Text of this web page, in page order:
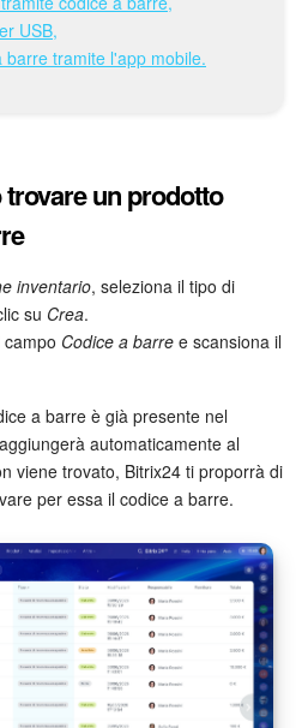
USB,
barre tramite l'app mobile.
un prodotto
inventario, seleziona il tipo di
su Crea.
Codice a barre e scansiona il
a barre è già presente nel
automaticamente al
viene trovato, Bitrix24 ti proporrà di
per essa il codice a barre.